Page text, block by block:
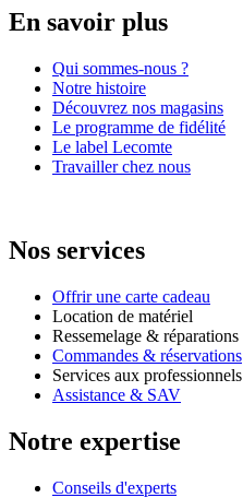
En savoir plus
Qui sommes-nous ?
Notre histoire
Découvrez nos magasins
Le programme de fidélité
Le label Lecomte
Travailler chez nous
Nos services
Offrir une carte cadeau
Location de matériel
Ressemelage & réparations
Commandes & réservations
Services aux professionnels
Assistance & SAV
Notre expertise
Conseils d'experts